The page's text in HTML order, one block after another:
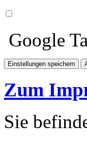
Google
Einstellungen speichern
Zum
Sie